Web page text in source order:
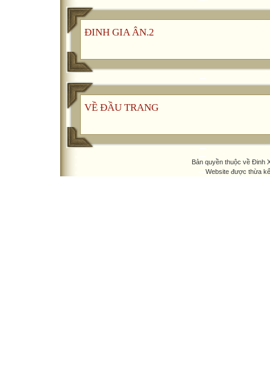
ĐINH GIA ÂN.2
VỀ ĐẦU TRANG
Bản quyền thuộc về Đinh
Website được thừa